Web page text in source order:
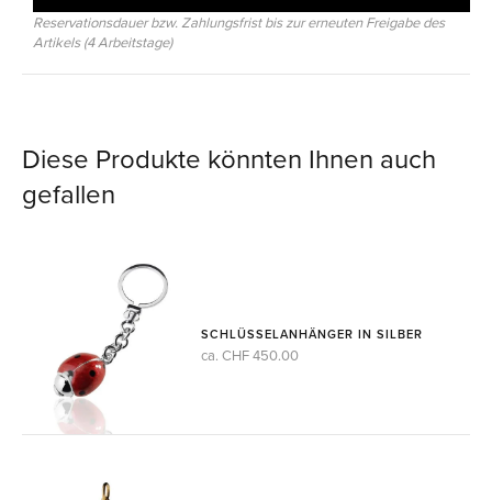
Reservationsdauer bzw. Zahlungsfrist bis zur erneuten Freigabe des
Artikels (4 Arbeitstage)
Diese Produkte könnten Ihnen auch
gefallen
SCHLÜSSELANHÄNGER IN SILBER
ca. CHF 450.00